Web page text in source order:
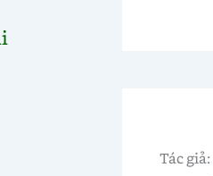
Tác giả: